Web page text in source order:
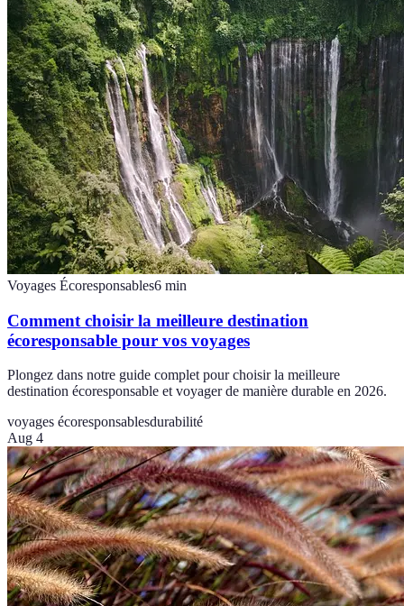
Voyages Écoresponsables6 min
Comment choisir la meilleure destination
écoresponsable pour vos voyages
Plongez dans notre guide complet pour choisir la meilleure
destination écoresponsable et voyager de manière durable en 2026.
voyages écoresponsablesdurabilité
Aug 4